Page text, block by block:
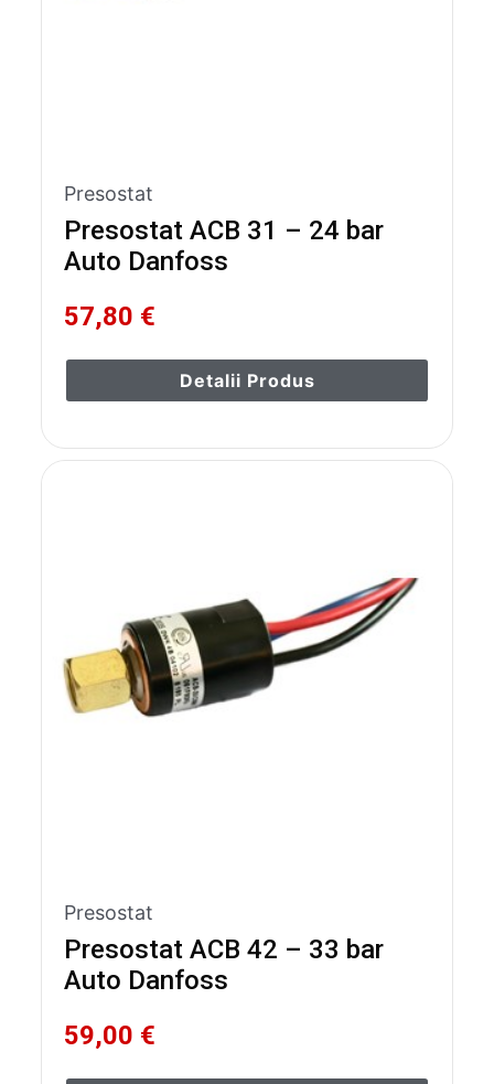
Presostat
Presostat ACB 31 – 24 bar
Auto Danfoss
57,80 €
Detalii Produs
Presostat
Presostat ACB 42 – 33 bar
Auto Danfoss
59,00 €